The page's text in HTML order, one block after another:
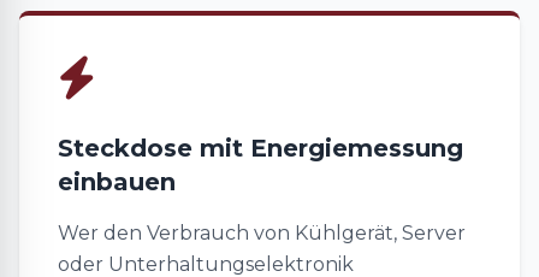
Steckdose mit Energiemessung
einbauen
Wer den Verbrauch von Kühlgerät, Server
oder Unterhaltungselektronik